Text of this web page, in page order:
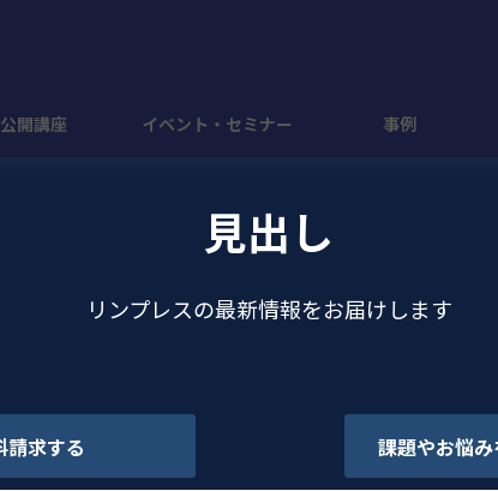
公開講座 イベント・セミナー 事例
見出し
リンプレスの最新情報をお届けします
請求する 課題やお悩